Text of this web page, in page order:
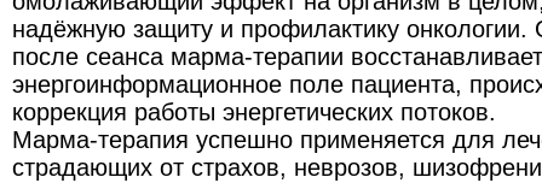
надёжную защиту и профилактику онкологии.
после сеанса марма-терапии
энергоинформационное поле пациента,
коррекция работы энергетических потоков.
Марма-терапия успешно применяется для
страдающих от страхов, неврозов,